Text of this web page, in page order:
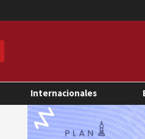
Internacionales